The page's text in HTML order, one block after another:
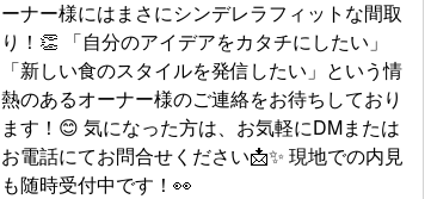
ーナー様にはまさにシンデレラフィットな間取
り！👏 「自分のアイデアをカタチにしたい」
「新しい食のスタイルを発信したい」という情
熱のあるオーナー様のご連絡をお待ちしており
ます！😊 気になった方は、お気軽にDMまたは
お電話にてお問合せください📩✨ 現地での内見
も随時受付中です！👀